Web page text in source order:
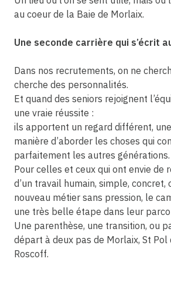
au coeur de la Baie de Morlaix.
Une seconde carrière qui s’écrit
Dans nos recrutements, on ne
cherche des personnalités.
Et quand des seniors rejoignent
une vraie réussite :
ils apportent un regard différent,
manière d’aborder les choses qui
parfaitement les autres générations.
Pour celles et ceux qui ont envie de
d’un travail humain, simple, concret,
nouveau métier sans pression, le
une très belle étape dans leur
Une parenthèse, une transition, ou
départ à deux pas de Morlaix, St Pol
Roscoff.